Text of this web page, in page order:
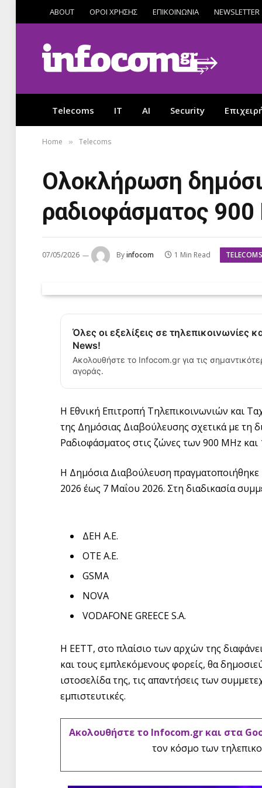
ABOUT ΟΡΟΙ ΧΡΗΣΗΣ ΕΠΙΚΟΙΝΩΝΙΑ NEWSLETTER
Telecoms IT AI Security
Home » Telecoms
Ολοκλήρωση
ραδιοφάσματος
07/05/2026 Byinfocom 1 Min Read TELECOMS
Όλες οι εξελίξεις σε τηλεπικοινωνίες
News!
Ακολουθήστε το Infocom.gr για τις
αγοράς.
Η Εθνική Επιτροπή Τηλεπικοινωνιών και
της Δημόσιας Διαβούλευσης σχετικά με τη
Ραδιοφάσματος στις ζώνες των 900 MHz και
Η Δημόσια Διαβούλευση
2026 έως 7 Μαΐου 2026. Στη διαδικασία
ΔΕΗ Α.Ε.
ΟΤΕ Α.Ε.
GSMA
NOVA
VODAFONE GREECE S.A.
Η ΕΕΤΤ, στο πλαίσιο των αρχών της
και τους εμπλεκόμενους φορείς, θα
ιστοσελίδα της, τις απαντήσεις των
εμπιστευτικές.
Ακολουθήστε το Infocom.gr και στα
τον κόσμο των